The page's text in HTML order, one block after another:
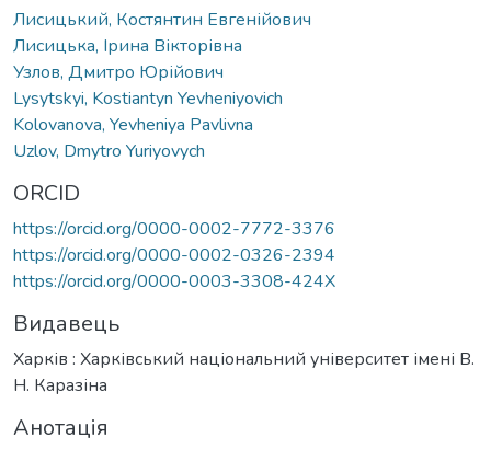
Лисицький, Костянтин Евгенійович
Лисицька, Ірина Вікторівна
Узлов, Дмитро Юрійович
Lysytskyi, Kostiantyn Yevheniyovich
Kolovanova, Yevheniya Pavlivna
Uzlov, Dmytro Yuriyovych
ORCID
https://orcid.org/0000-0002-7772-3376
https://orcid.org/0000-0002-0326-2394
https://orcid.org/0000-0003-3308-424X
Видавець
Харків : Харківський національний університет імені В.
Н. Каразіна
Анотація